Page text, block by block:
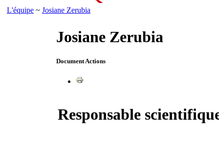
L'équipe ~ Josiane Zerubia
Josiane Zerubia
Document Actions
Responsable